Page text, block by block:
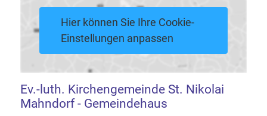
Hier können Sie Ihre Cookie-
Einstellungen anpassen
Ev.-luth. Kirchengemeinde St. Nikolai
Mahndorf - Gemeindehaus